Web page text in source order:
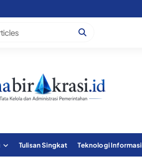
Tulisan Singkat Teknologi Informasi